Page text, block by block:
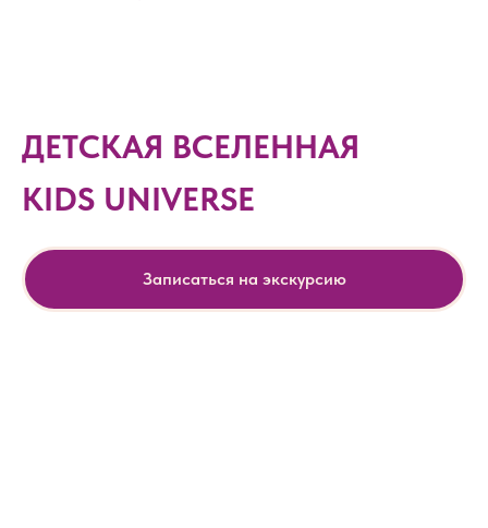
ДЕТСКАЯ ВСЕЛЕННАЯ
KIDS UNIVERSE
Записаться на экскурсию